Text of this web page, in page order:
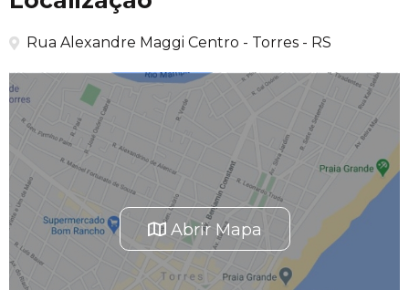
Rua Alexandre Maggi Centro - Torres - RS
Abrir Mapa